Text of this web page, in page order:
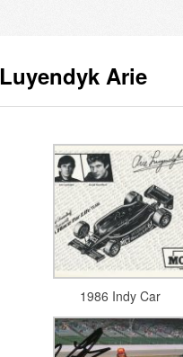
Luyendyk Arie
1986 Indy Car